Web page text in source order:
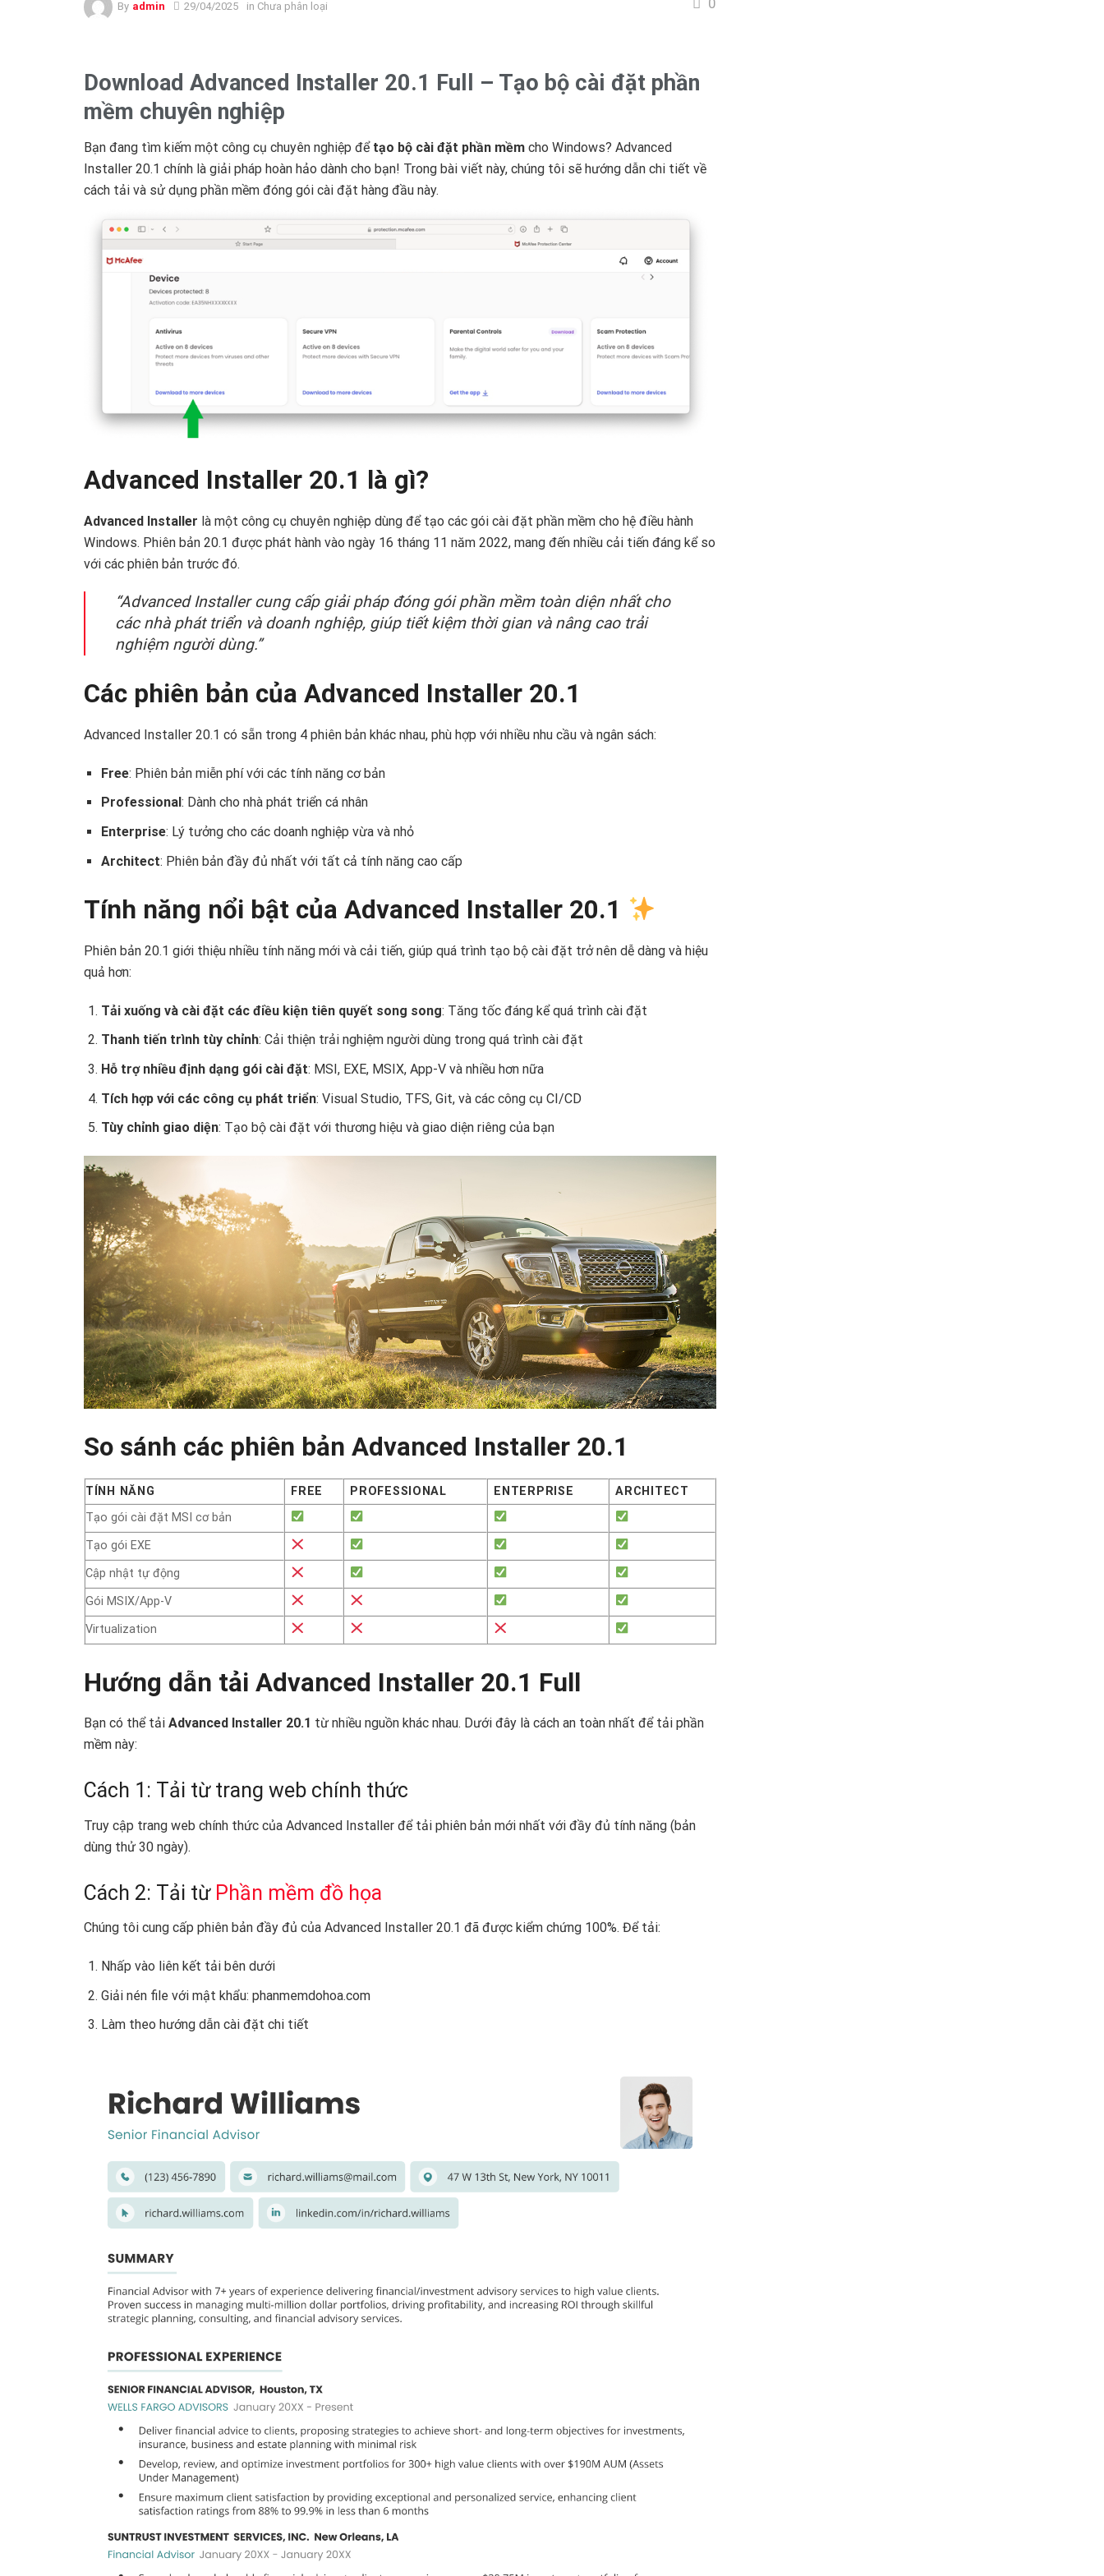
By admin 29/04/2025 in Chưa phân loại
Download Advanced Installer 20.1 Full – Tạo bộ cài đặt phần
mềm chuyên nghiệp
Bạn đang tìm kiếm một công cụ chuyên nghiệp để tạo bộ cài đặt phần mềm cho Windows? Advanced
Installer 20.1 chính là giải pháp hoàn hảo dành cho bạn! Trong bài viết này, chúng tôi sẽ hướng dẫn chi tiết về
cách tải và sử dụng phần mềm đóng gói cài đặt hàng đầu này.
Advanced Installer 20.1 là gì?
Advanced Installer là một công cụ chuyên nghiệp dùng để tạo các gói cài đặt phần mềm cho hệ điều hành
Windows. Phiên bản 20.1 được phát hành vào ngày 16 tháng 11 năm 2022, mang đến nhiều cải tiến đáng kể so
với các phiên bản trước đó.
“Advanced Installer cung cấp giải pháp đóng gói phần mềm toàn diện nhất cho
các nhà phát triển và doanh nghiệp, giúp tiết kiệm thời gian và nâng cao trải
nghiệm người dùng.”
Các phiên bản của Advanced Installer 20.1
Advanced Installer 20.1 có sẵn trong 4 phiên bản khác nhau, phù hợp với nhiều nhu cầu và ngân sách:
Free: Phiên bản miễn phí với các tính năng cơ bản
Professional : Dành cho nhà phát triển cá nhân
Enterprise: Lý tưởng cho các doanh nghiệp vừa và nhỏ
Architect: Phiên bản đầy đủ nhất với tất cả tính năng cao cấp
Tính năng nổi bật của Advanced Installer 20.1
Phiên bản 20.1 giới thiệu nhiều tính năng mới và cải tiến, giúp quá trình tạo bộ cài đặt trở nên dễ dàng và hiệu
quả hơn:
Tải xuống và cài đặt các điều kiện tiên quyết song song: Tăng tốc đáng kể quá trình cài đặt
Thanh tiến trình tùy chỉnh: Cải thiện trải nghiệm người dùng trong quá trình cài đặt
Hỗ trợ nhiều định dạng gói cài đặt: MSI, EXE, MSIX, App-V và nhiều hơn nữa
Tích hợp với các công cụ phát triển: Visual Studio, TFS, Git, và các công cụ CI/CD
Tùy chỉnh giao diện: Tạo bộ cài đặt với thương hiệu và giao diện riêng của bạn
So sánh các phiên bản Advanced Installer 20.1
TÍNH NĂNG FREE PROFESSIONAL ENTERPRISE
ARCHITECT
Tạo gói cài đặt MSI cơ bản
Tạo gói EXE
Cập nhật tự động
Gói MSIX/App-V
Virtualization
Hướng dẫn tải Advanced Installer 20.1 Full
Bạn có thể tải Advanced Installer 20.1 từ nhiều nguồn khác nhau. Dưới đây là cách an toàn nhất để tải phần
mềm này:
Cách 1: Tải từ trang web chính thức
Truy cập trang web chính thức của Advanced Installer để tải phiên bản mới nhất với đầy đủ tính năng (bản
dùng thử 30 ngày).
Cách 2: Tải từ Phần mềm đồ họa
Chúng tôi cung cấp phiên bản đầy đủ của Advanced Installer 20.1 đã được kiểm chứng 100%. Để tải:
Nhấp vào liên kết tải bên dưới
Giải nén file với mật khẩu: phanmemdohoa.com
Làm theo hướng dẫn cài đặt chi tiết